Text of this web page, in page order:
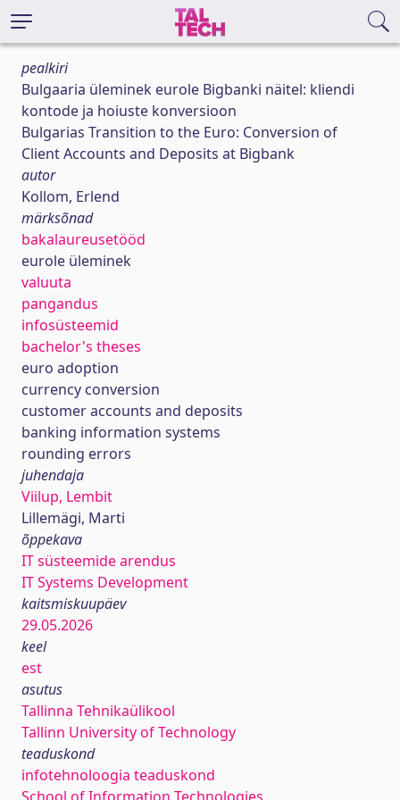
pealkiri
Bulgaaria üleminek eurole Bigbanki näitel: kliendi
kontode ja hoiuste konversioon
Bulgarias Transition to the Euro: Conversion of
Client Accounts and Deposits at Bigbank
autor
Kollom, Erlend
märksõnad
bakalaureusetööd
eurole üleminek
valuuta
pangandus
infosüsteemid
bachelor's theses
euro adoption
currency conversion
customer accounts and deposits
banking information systems
rounding errors
juhendaja
Viilup, Lembit
Lillemägi, Marti
õppekava
IT süsteemide arendus
IT Systems Development
kaitsmiskuupäev
29.05.2026
keel
est
asutus
Tallinna Tehnikaülikool
Tallinn University of Technology
teaduskond
infotehnoloogia teaduskond